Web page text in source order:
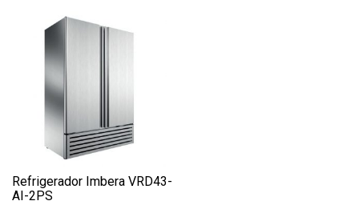
Refrigerador Imbera VRD43-
AI-2PS